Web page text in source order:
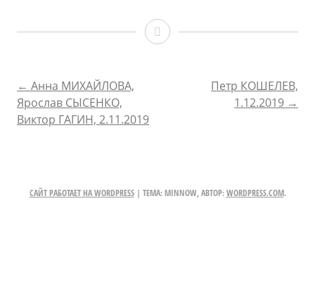
Сергей
НАВИГАЦИЯ
ПО
← Анна МИХАЙЛОВА,
Ярослав СЫСЕНКО,
Виктор ГАГИН, 2.11.2019
Петр КОШЕЛЕВ,
1.12.2019 →
САЙТ РАБОТАЕТ НА WORDPRESS | ТЕМА: MINNOW, АВТОР:WORDPRESS.COM.